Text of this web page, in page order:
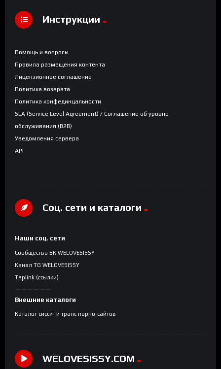
Инструкции
Помощь и вопросы
Правила размещения контента
Лицензионное соглашение
Политика возврата
Политика конфединцальности
SLA (Service Level Agreement) / Соглашение об уровне
обслуживания (B2B)
Уведомления сервера
API
Соц. сети и каталоги
Наши соц. сети
Сообщество ВК WELOVESISSY
Канал TG WELOVESISSY
Taplink (ссылки)
Внешние каталоги
Каталог сисси- и транс порно-сайтов
WELOVESISSY.COM